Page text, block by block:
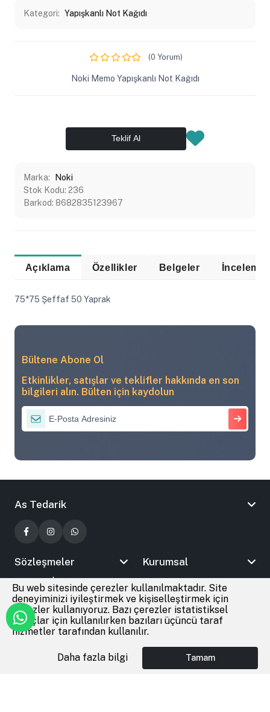
Anasayfa Giriş Yap Sepet
Kategori: Yapışkanlı Not Kağıdı
(0 Yorum)
Noki Memo Yapışkanlı Not Kağıdı
Teklif Al
Marka:
Noki
Stok Kodu: 236
Barkod: 8682835123967
Açıklama Özellikler Belgeler
75*75 Şeffaf 50 Yaprak
Bültene Abone Ol
Etkinlikler, satışlar ve teklifler hakkında en son
bilgileri alın. Bülten için kaydolun
As Tedarik
Sözleşmeler
Kurumsal
Bizimle İletişime Geçin
© 2026As TedarikTüm Hakları Saklıdır
Bu web sitesinde çerezler kullanılmaktadır. Site
deneyiminizi iyileştirmek ve kişiselleştirmek için
çerezler kullanıyoruz. Bazı çerezler istatistiksel
amaçlar için kullanılırken bazıları üçüncü taraf
hizmetler tarafından kullanılır.
Daha fazla bilgi Tamam